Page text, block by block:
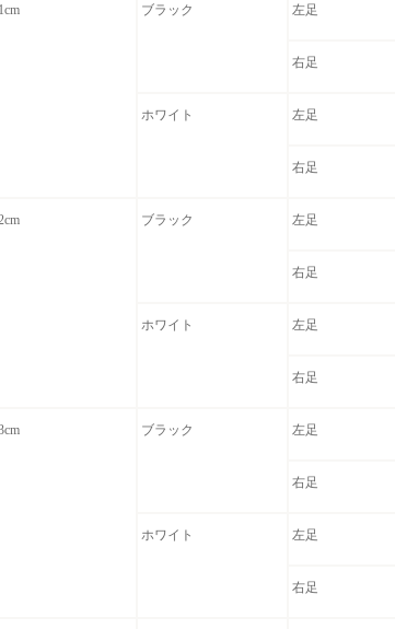
ブラック 左足
右足
ホワイト 左足
右足
ブラック 左足
右足
ホワイト 左足
右足
ブラック 左足
右足
ホワイト 左足
右足